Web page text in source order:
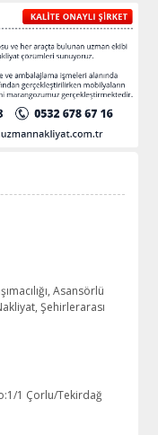
Asansörlü
Şehirlerarası
1 Çorlu/Tekirdağ